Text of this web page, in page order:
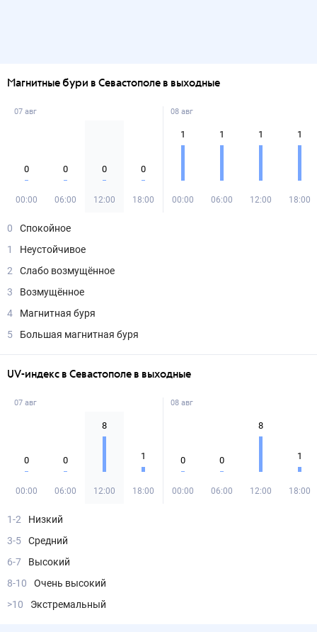
Магнитные бури в Севастополе в выходные
07 авг
0
00:00
0
06:00
0
12:00
0
18:00
08 авг
1
00:00
1
06:00
1
12:00
1
18:00
0
Спокойное
1
Неустойчивое
2
Слабо возмущённое
3
Возмущённое
4
Магнитная буря
5
Большая магнитная буря
UV-индекс в Севастополе в выходные
07 авг
0
00:00
0
06:00
8
12:00
1
18:00
08 авг
0
00:00
0
06:00
8
12:00
1
18:00
1-2
Низкий
3-5
Средний
6-7
Высокий
8-10
Очень высокий
>10
Экстремальный